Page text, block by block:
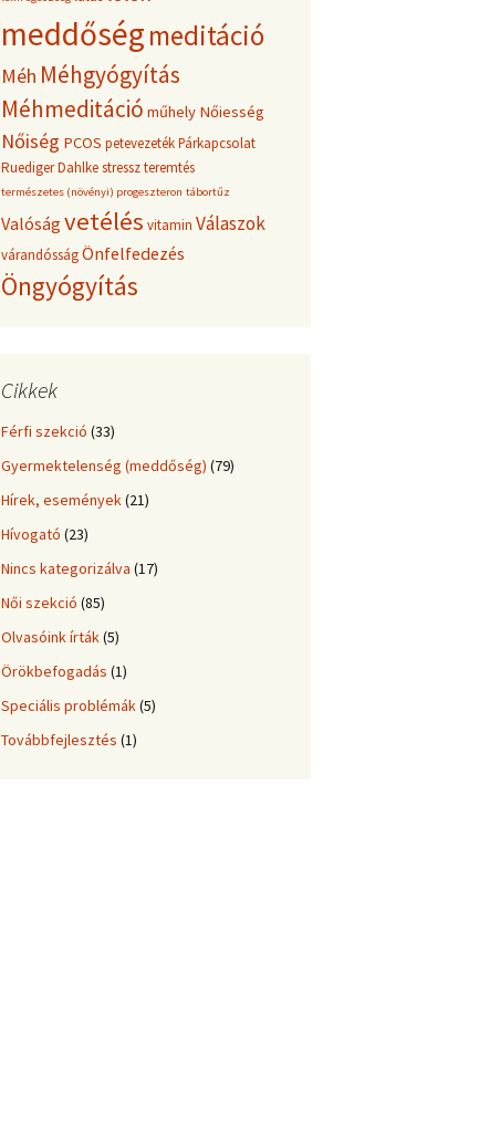
meddőségmeditáció
Méh Méhgyógyítás
Méhmeditáció műhely Nőiesség
Nőiség PCOS petevezetékPárkapcsolat
Ruediger Dahlkestresszteremtés
természetes (növényi) progeszteron tábortűz
Valóság vetélés vitamin Válaszok
várandósságÖnfelfedezés
Öngyógyítás
Cikkek
Férfi szekció (33)
Gyermektelenség (meddőség) (79)
Hírek, események (21)
Hívogató (23)
Nincs kategorizálva (17)
Női szekció (85)
Olvasóink írták (5)
Örökbefogadás (1)
Speciális problémák (5)
Továbbfejlesztés (1)